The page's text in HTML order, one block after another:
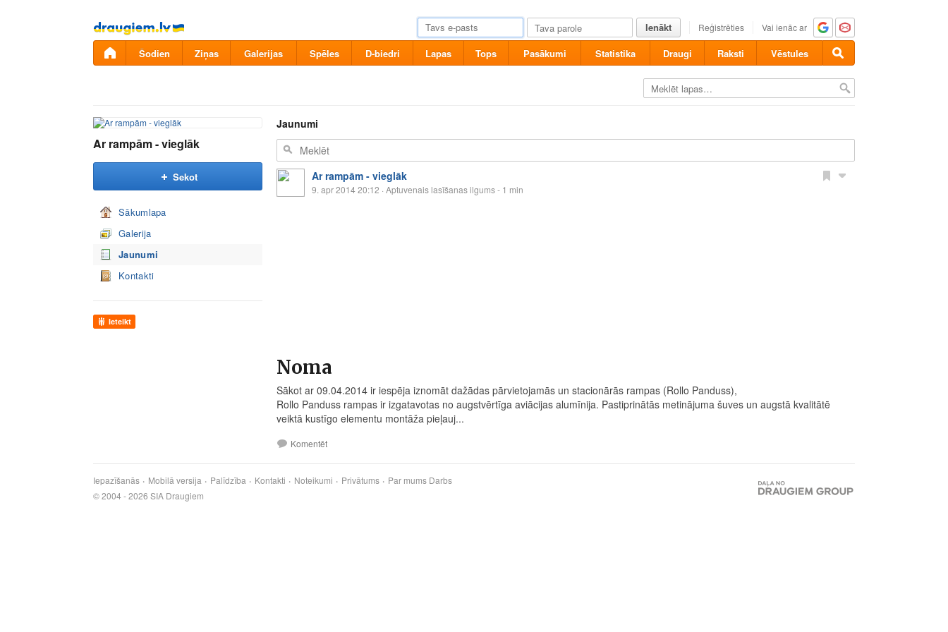
Pāriet
uz
saturu
Ienākt Reģistrēties Vai ienāc ar
Šodien Ziņas Galerijas Spēles D-biedri Lapas Tops Pasākumi Statistika Draugi Raksti Vēstules
Ar rampām - vieglāk
Sekot
Sākumlapa
Galerija
Jaunumi
Kontakti
Ieteikt
Jaunumi
Ar rampām - vieglāk
9. apr 2014 20:12 · Aptuvenais lasīšanas ilgums - 1 min
Noma
Sākot ar 09.04.2014 ir iespēja iznomāt dažādas pārvietojamās un stacionārās rampas (Rollo Panduss),
Rollo Panduss rampas ir izgatavotas no augstvērtīga aviācijas alumīnija. Pastiprinātās metinājuma šuves un augstā kvalitātē
veiktā kustīgo elementu montāža pieļauj...
Komentēt
Iepazīšanās Mobilā versija Palīdzība Kontakti Noteikumi Privātums Par mums Darbs
© 2004 - 2026 SIA Draugiem